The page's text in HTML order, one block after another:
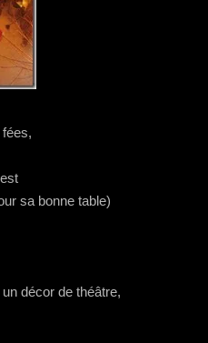
sa bonne table)
décor de théâtre,